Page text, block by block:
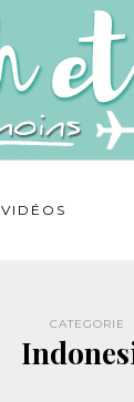
VIDÉOS
CATEGORIE